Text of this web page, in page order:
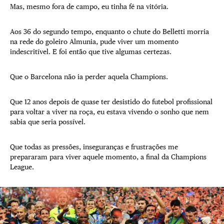
Mas, mesmo fora de campo, eu tinha fé na vitória.
Aos 36 do segundo tempo, enquanto o chute do Belletti morria
na rede do goleiro Almunia, pude viver um momento
indescritível. E foi então que tive algumas certezas.
Que o Barcelona não ia perder aquela Champions.
Que 12 anos depois de quase ter desistido do futebol profissional
para voltar a viver na roça, eu estava vivendo o sonho que nem
sabia que seria possível.
Que todas as pressões, inseguranças e frustrações me
prepararam para viver aquele momento, a final da Champions
League.